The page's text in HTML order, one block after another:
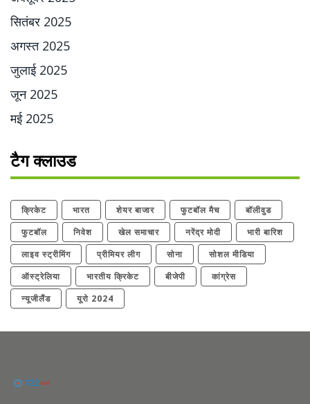
सितंबर 2025
अगस्त 2025
जुलाई 2025
जून 2025
मई 2025
टैग क्लाउड
क्रिकेट भारत शेयर बाजार फुटबॉल मैच
बॉलीवुड
फुटबॉल
निवेश खेल समाचार नरेंद्र मोदी
भारी बारिश
लाइव स्ट्रीमिंग
प्रीमियर लीग सोना
सोशल मीडिया
ऑस्ट्रेलिया
भारतीय क्रिकेट बीजेपी
कांग्रेस
न्यूजीलैंड
यूरो 2024